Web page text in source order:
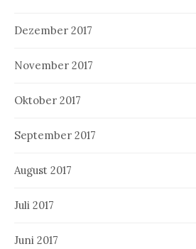
Dezember 2017
November 2017
Oktober 2017
September 2017
August 2017
Juli 2017
Juni 2017